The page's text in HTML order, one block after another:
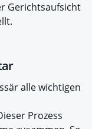
Gerichtsaufsicht
alle wichtigen
Prozess